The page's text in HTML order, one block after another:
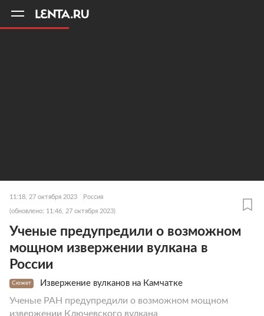
11:18, 27 октября 2023 Россия
(обновлено: 11:46, 27 октября 2023)
Ученые предупредили о возможном
мощном извержении вулкана в
России
Сюжет Извержение вулканов на Камчатке
Ученые РАН предупредили о возможном мощном
извержении Ключевского вулкана